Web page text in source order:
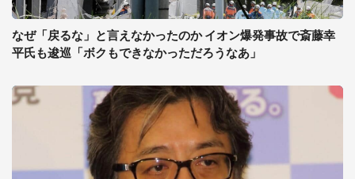
なぜ「戻るな」と言えなかったのか イオン爆発事故で斎藤幸
平氏も逡巡「ボクもできなかっただろうなあ」